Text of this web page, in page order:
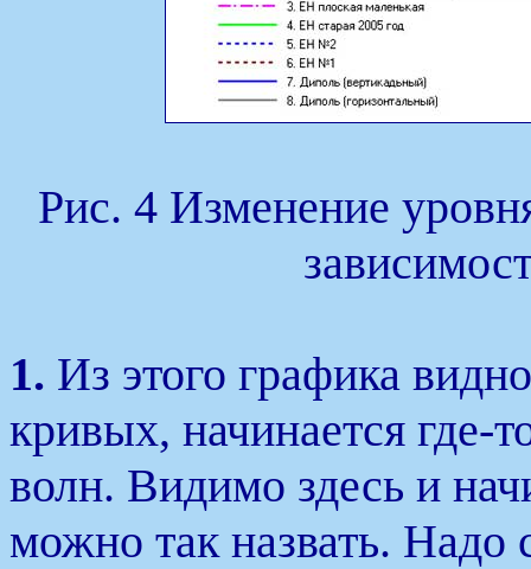
Рис. 4 Изменение
1. Из этого графика
кривых, начинается где-
волн. Видимо здесь и
можно так назвать. Надо